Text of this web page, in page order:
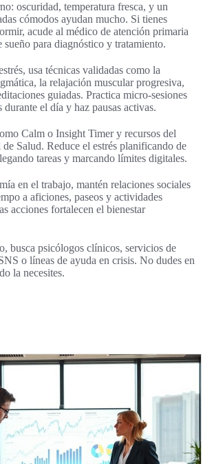
oscuridad, temperatura fresca, y un
cómodos ayudan mucho. Si tienes
acude al médico de atención primaria
sueño para diagnóstico y tratamiento.
usa técnicas validadas como la
la relajación muscular progresiva,
guiadas. Practica micro-sesiones
el día y haz pausas activas.
Calm o Insight Timer y recursos del
Salud. Reduce el estrés planificando de
tareas y marcando límites digitales.
en el trabajo, mantén relaciones sociales
a aficiones, paseos y actividades
acciones fortalecen el bienestar
busca psicólogos clínicos, servicios de
o líneas de ayuda en crisis. No dudes en
la necesites.